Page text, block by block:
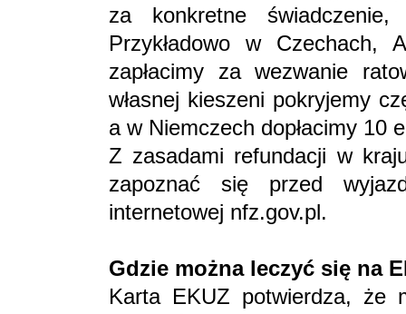
za konkretne
Przykładowo w Czechach,
zapłacimy za wezwanie
własnej kieszeni pokryjemy
a w Niemczech dopłacimy 10
Z zasadami refundacji w
zapoznać się przed
internetowej nfz.gov.pl.
Gdzie można leczyć się na
Karta EKUZ potwierdza, że